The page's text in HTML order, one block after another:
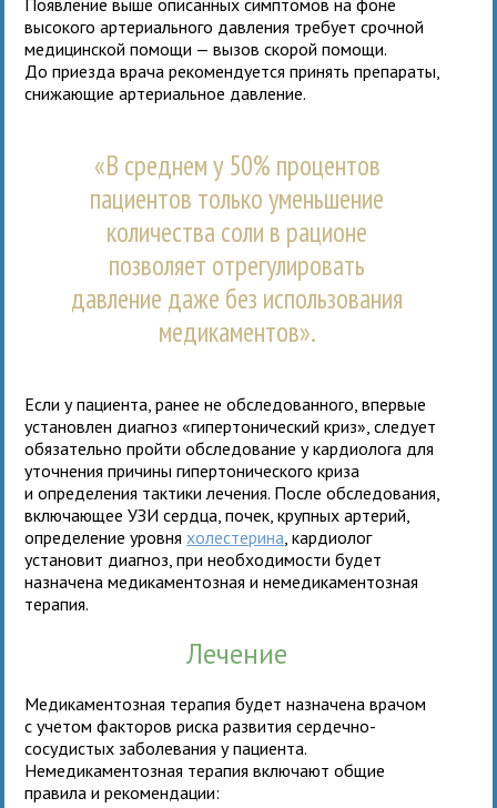
высокого артериального давления требует срочной
медицинской помощи — вызов скорой помощи.
До приезда врача рекомендуется принять препараты,
снижающие артериальное давление.
«В среднем у 50% процентов
пациентов только уменьшение
количества соли в рационе
позволяет отрегулировать
давление даже без использования
медикаментов».
Если у пациента, ранее не обследованного, впервые
установлен диагноз «гипертонический криз», следует
обязательно пройти обследование у кардиолога для
уточнения причины гипертонического криза
и определения тактики лечения. После обследования,
включающее УЗИ сердца, почек, крупных артерий,
определение уровня холестерина , кардиолог
установит диагноз, при необходимости будет
назначена медикаментозная и немедикаментозная
терапия.
Лечение
Медикаментозная терапия будет назначена врачом
с учетом факторов риска развития сердечно-
сосудистых заболевания у пациента.
Немедикаментозная терапия включают общие
правила и рекомендации: